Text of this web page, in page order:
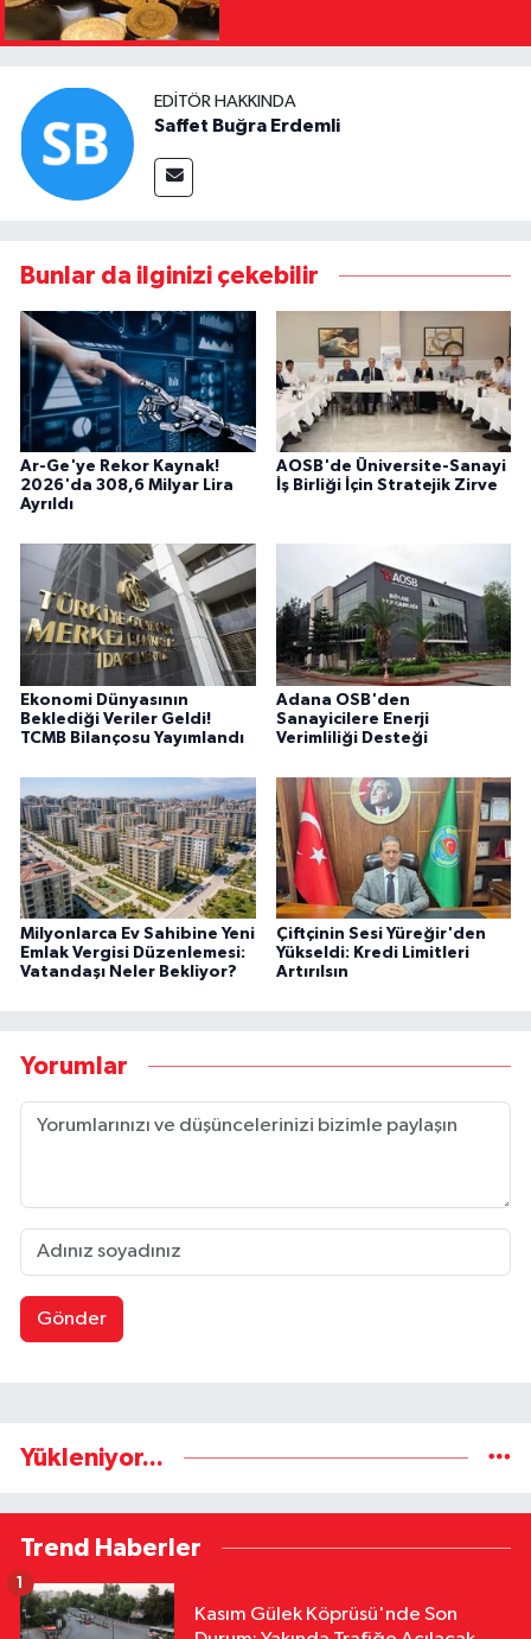
EDITÖR HAKKINDA
Saffet Buğra Erdemli
Bunlar da ilginizi çekebilir
Ar-Ge'ye Rekor Kaynak!
2026'da 308,6 Milyar Lira
Ayrıldı
AOSB'de Üniversite-Sanayi
İş Birliği İçin Stratejik Zirve
Ekonomi Dünyasının
Beklediği Veriler Geldi!
TCMB Bilançosu Yayımlandı
Adana OSB'den
Sanayicilere Enerji
Verimliliği Desteği
Milyonlarca Ev Sahibine Yeni
Emlak Vergisi Düzenlemesi:
Vatandaşı Neler Bekliyor?
Çiftçinin Sesi Yüreğir'den
Yükseldi: Kredi Limitleri
Artırılsın
Yorumlar
Gönder
Yükleniyor...
Trend Haberler
Kasım Gülek Köprüsü'nde Son
1